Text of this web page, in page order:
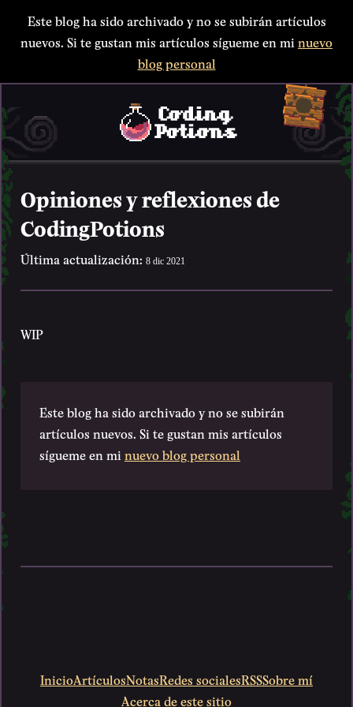
Este blog ha sido archivado y no se subirán artículos
nuevos. Si te gustan mis artículos sígueme en mi nuevo
blog personal
Opiniones y reflexiones de
CodingPotions
Última actualización: 8 dic 2021
WIP
Este blog ha sido archivado y no se subirán
artículos nuevos. Si te gustan mis artículos
sígueme en mi nuevo blog personal
InicioArtículosNotasRedes socialesRSSSobre mí
Acerca de este sitio